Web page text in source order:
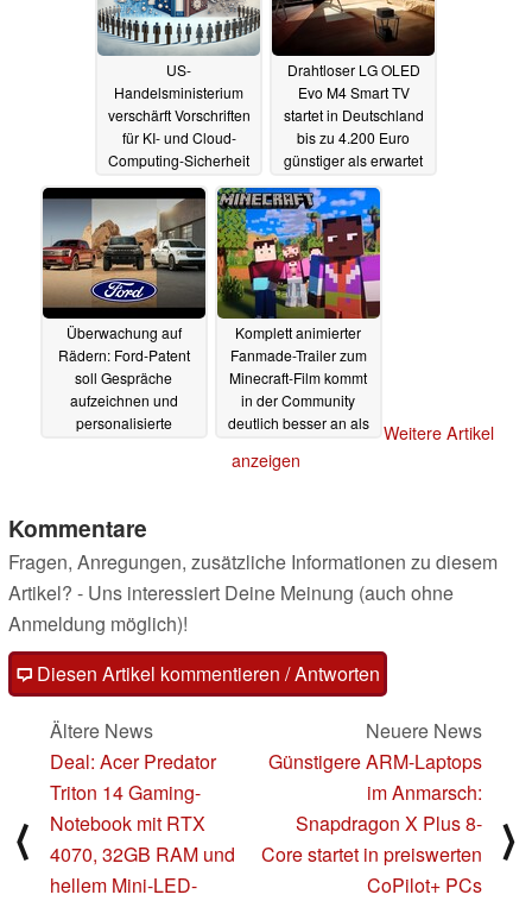
US-
Handelsministerium
verschärft Vorschriften
für KI- und Cloud-
Computing-Sicherheit
10.09.2024
Drahtloser LG OLED
Evo M4 Smart TV
startet in Deutschland
bis zu 4.200 Euro
günstiger als erwartet
10.09.2024
Überwachung auf
Rädern: Ford-Patent
soll Gespräche
aufzeichnen und
personalisierte
Komplett animierter
Fanmade-Trailer zum
Minecraft-Film kommt
in der Community
deutlich besser an als
Weitere Artikel
anzeigen
Kommentare
Fragen, Anregungen, zusätzliche Informationen zu diesem
Artikel? - Uns interessiert Deine Meinung (auch ohne
Anmeldung möglich)!
Diesen Artikel kommentieren / Antworten
⟨
Ältere News
Deal: Acer Predator
Triton 14 Gaming-
Notebook mit RTX
4070, 32GB RAM und
hellem Mini-LED-
Neuere News
Günstigere ARM-Laptops
im Anmarsch:
Snapdragon X Plus 8-
Core startet in preiswerten
CoPilot+ PCs
⟩